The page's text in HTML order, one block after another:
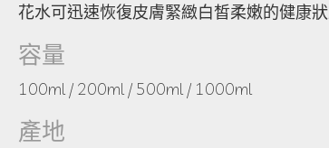
花水可迅速恢復皮膚緊緻白皙柔嫩的健康
容量
100ml / 200ml / 500ml / 1000ml
產地